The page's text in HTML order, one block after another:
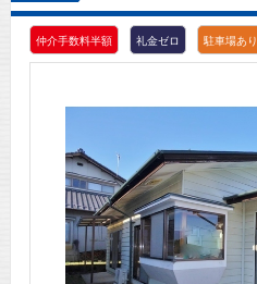
仲介手数料半額 礼金ゼロ 駐車場あり